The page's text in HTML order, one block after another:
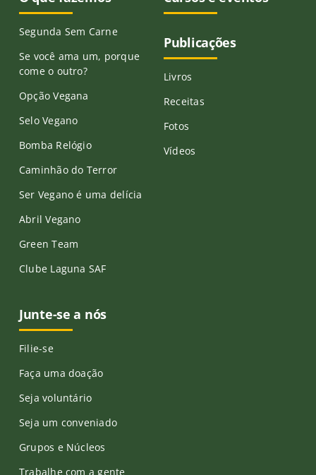
Segunda Sem Carne
Se você ama um, porque
come o outro?
Opção Vegana
Selo Vegano
Bomba Relógio
Caminhão do Terror
Ser Vegano é uma delícia
Abril Vegano
Green Team
Clube Laguna SAF
Publicações
Livros
Receitas
Fotos
Vídeos
Junte-se a nós
Filie-se
Faça uma doação
Seja voluntário
Seja um conveniado
Grupos e Núcleos
Trabalhe com a gente